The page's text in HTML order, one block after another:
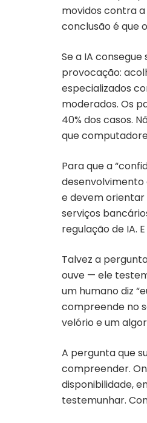
movidos contra a
conclusão é que
Se a IA
provocação:
especializados
moderados. Os
40% dos casos.
que
Para que a
desenvolvimento
e devem orientar
serviços
regulação de IA.
Talvez a
ouve — ele
um humano diz
compreende no
velório e um
A pergunta que
compreender.
disponibilidade,
testemunhar.